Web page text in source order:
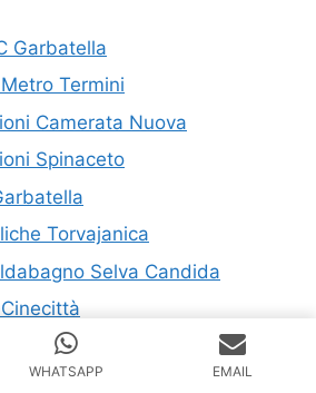
Garbatella
Termini
Camerata Nuova
Spinaceto
Torvajanica
Selva Candida
Cassia
Colle Monastero
WHATSAPP EMAIL